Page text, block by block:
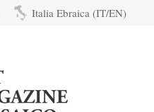
Italia Ebraica (IT/EN)